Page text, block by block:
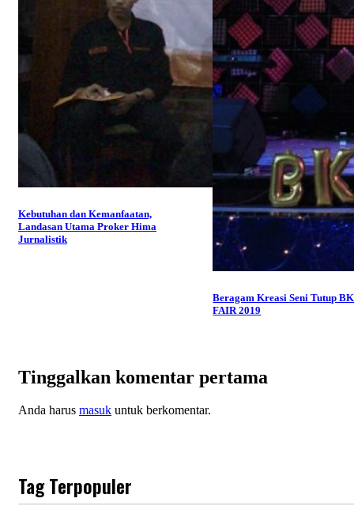
Kebutuhan dan Kemanfaatan,
Landasan Utama Proker Hima
Jurnalistik
Beragam Kreasi Seni Tutup
FAIR 2019
Tinggalkan komentar pertama
Anda harus masuk untuk berkomentar.
Tag Terpopuler